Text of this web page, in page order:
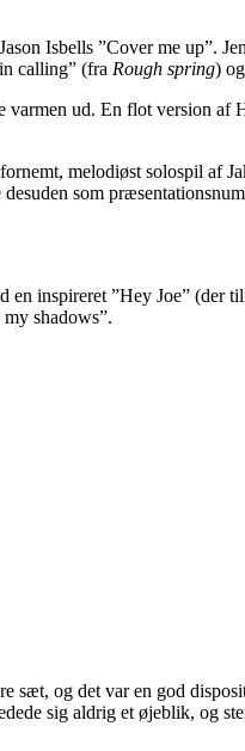
Isbells ”Cover me up”.
calling” (fra Rough spring)
ud. En flot version
melodiøst solospil af
som
inspireret ”Hey Joe” (der
shadows”.
og det var en god
sig aldrig et øjeblik, og